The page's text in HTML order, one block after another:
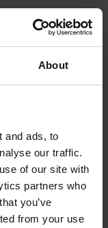
About
and ads, to
our traffic.
of our site with
partners who
you’ve
from your use
Cassi